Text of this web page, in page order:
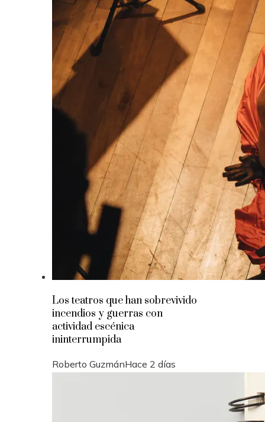
Los teatros que han sobrevivido
incendios y guerras con
actividad escénica
ininterrumpida
Roberto GuzmánHace 2 días